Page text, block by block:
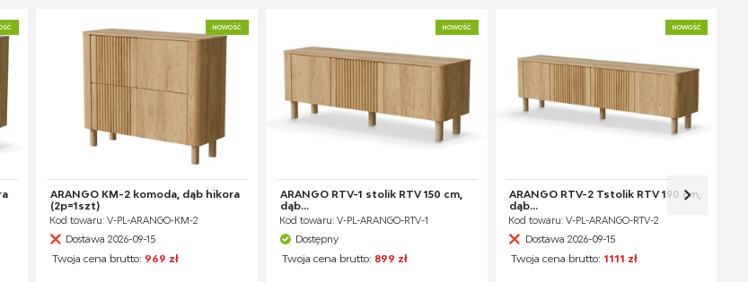
NOWOŚĆ
ARANGO KM-2 komoda, dąb hikora
(2p=1szt)
Kod towaru: V-PL-ARANGO-KM-2
Dostawa 2026-09-15
Twoja cena brutto: 969 zł
NOWOŚĆ
ARANGO RTV-1 stolik RTV 150 cm,
dąb...
Kod towaru: V-PL-ARANGO-RTV-1
Dostępny
Twoja cena brutto: 899 zł
NOWOŚĆ
ARANGO RTV-2 Tstolik RTV 190 cm,
dąb...
Kod towaru: V-PL-ARANGO-RTV-2
Dostawa 2026-09-15
Twoja cena brutto:1111 zł